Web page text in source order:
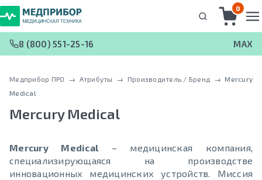
0
8 (800) 551-25-16 MAX
Медприбор ПРО → Атрибуты → Производитель / Бренд → Mercury
Medical
Mercury Medical
Mercury Medical – медицинская компания,
специализирующаяся на производстве
инновационных медицинских устройств. Миссия